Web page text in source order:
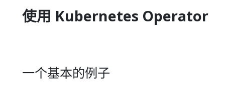
使用 Kubernetes Operator
一个基本的例子